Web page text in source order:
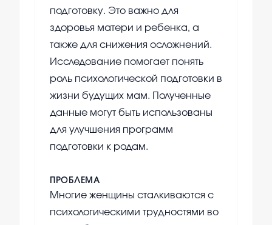
подготовку. Это важно для
здоровья матери и ребенка, а
также для снижения осложнений.
Исследование помогает понять
роль психологической подготовки в
жизни будущих мам. Полученные
данные могут быть использованы
для улучшения программ
подготовки к родам.
ПРОБЛЕМА
Многие женщины сталкиваются с
психологическими трудностями во